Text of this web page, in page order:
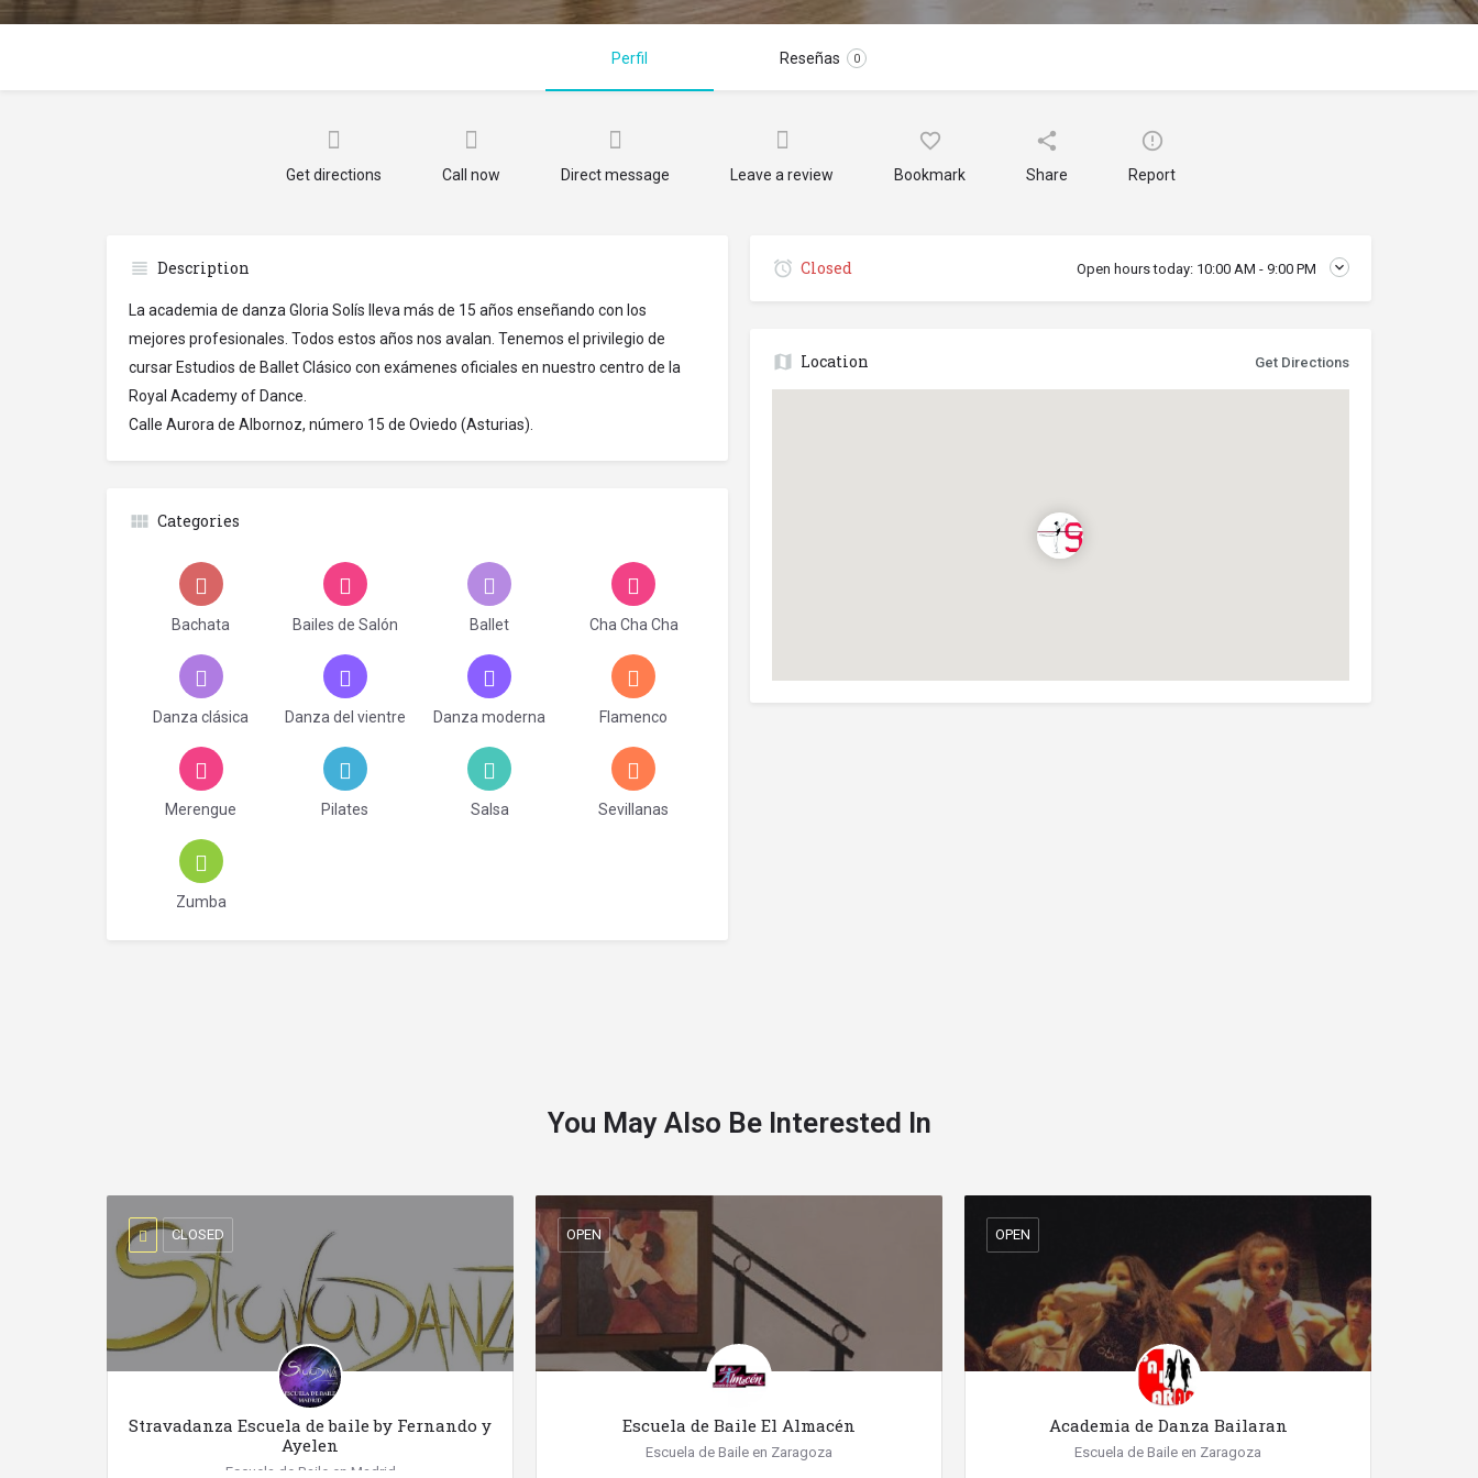
Perfil Reseñas 0
Get directions Call now Direct message Leave a review Bookmark Share Report
Description
La academia de danza Gloria Solís lleva más de 15 años enseñando con los
mejores profesionales. Todos estos años nos avalan. Tenemos el privilegio de
cursar Estudios de Ballet Clásico con exámenes oficiales en nuestro centro de la
Royal Academy of Dance.
Calle Aurora de Albornoz, número 15 de Oviedo (Asturias).
Closed Open hours today: 10:00 AM - 9:00 PM
Location Get Directions
Categories
Bachata Bailes de Salón Ballet Cha Cha Cha
Danza clásica Danza del vientre Danza moderna Flamenco
Merengue Pilates Salsa Sevillanas
Zumba
You May Also Be Interested In
Stravadanza Escuela de baile by Fernando y
Ayelen
Escuela de Baile en Madrid
CLOSED
Escuela de Baile El Almacén
Escuela de Baile en Zaragoza
OPEN
Academia de Danza Bailaran
Escuela de Baile en Zaragoza
OPEN